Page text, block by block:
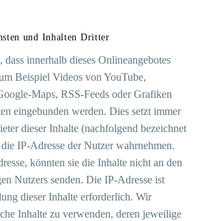
und Inhalten Dritter
innerhalb dieses Onlineangebotes
Beispiel Videos von YouTube,
Maps, RSS-Feeds oder Grafiken
eingebunden werden. Dies setzt immer
dieser Inhalte (nachfolgend bezeichnet
IP-Adresse der Nutzer wahrnehmen.
könnten sie die Inhalte nicht an den
Nutzers senden. Die IP-Adresse ist
dieser Inhalte erforderlich. Wir
Inhalte zu verwenden, deren jeweilige